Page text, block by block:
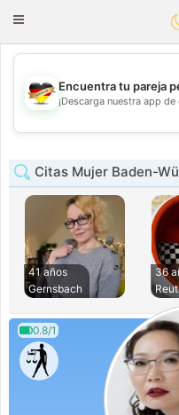
Toggle
💖
Encuentra tu pareja
¡Descarga nuestra app
Citas Mujer Baden-
41 años
Gernsbach
36
0.8/1